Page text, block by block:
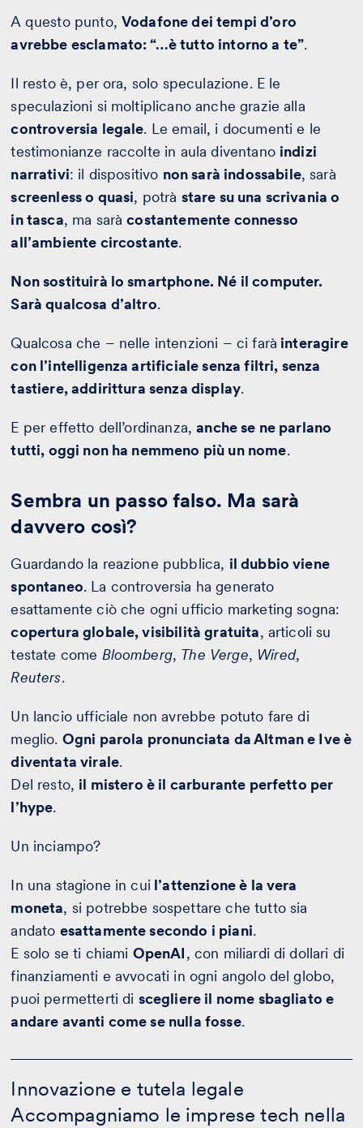
A questo punto, Vodafone dei tempi d’oro
avrebbe esclamato: “…è tutto intorno a te”.
Il resto è, per ora, solo speculazione. E le
speculazioni si moltiplicano anche grazie alla
controversia legale. Le email, i documenti e le
testimonianze raccolte in aula diventano indizi
narrativi: il dispositivo non sarà indossabile, sarà
screenless o quasi, potrà stare su una scrivania o
in tasca, ma saràcostantemente connesso
all’ambiente circostante.
Non sostituirà lo smartphone. Né il computer.
Sarà qualcosa d’altro.
Qualcosa che – nelle intenzioni – ci farà interagire
con l’intelligenza artificiale senza filtri, senza
tastiere, addirittura senza display.
E per effetto dell’ordinanza,anche se ne parlano
tutti, oggi non ha nemmeno più un nome.
Sembra un passo falso. Ma sarà
davvero così?
Guardando la reazione pubblica, il dubbio viene
spontaneo. La controversia ha generato
esattamente ciò che ogni ufficio marketing sogna:
copertura globale, visibilità gratuita, articoli su
testate come Bloomberg, The Verge, Wired,
Reuters.
Un lancio ufficiale non avrebbe potuto fare di
meglio. Ogni parola pronunciata da Altman e Ive è
diventata virale.
Del resto, il mistero è il carburante perfetto per
l’hype.
Un inciampo?
In una stagione in cui l’attenzione è la vera
moneta, si potrebbe sospettare che tutto sia
andato esattamente secondo i piani.
E solo se ti chiami OpenAI, con miliardi di dollari di
finanziamenti e avvocati in ogni angolo del globo,
puoi permetterti di scegliere il nome sbagliato e
andare avanti come se nulla fosse.
Innovazione e tutela legale
Accompagniamo le imprese tech nella
e
tutela
legale